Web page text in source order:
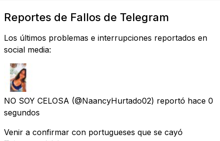
Reportes de Fallos de Telegram
Los últimos problemas e interrupciones reportados en
social media:
NO SOY CELOSA (@NaancyHurtado02) reportó hace 0
segundos
Venir a confirmar con portugueses que se cayó